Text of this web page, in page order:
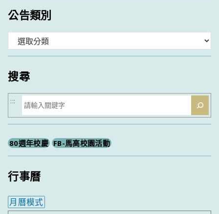
公告類別
類
搜尋
搜
尋
:::
80週年校慶 FB-馬高校園活動
行事曆
月曆模式